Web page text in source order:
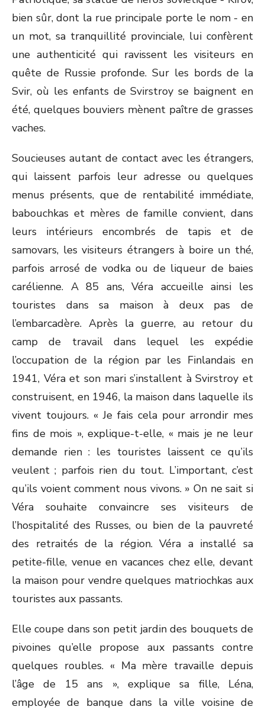
bien sûr, dont la rue principale porte le nom - en
un mot, sa tranquillité provinciale, lui confèrent
une authenticité qui ravissent les visiteurs en
quête de Russie profonde. Sur les bords de la
Svir, où les enfants de Svirstroy se baignent en
été, quelques bouviers mènent paître de grasses
vaches.
Soucieuses autant de contact avec les étrangers,
qui laissent parfois leur adresse ou quelques
menus présents, que de rentabilité immédiate,
babouchkas et mères de famille convient, dans
leurs intérieurs encombrés de tapis et de
samovars, les visiteurs étrangers à boire un thé,
parfois arrosé de vodka ou de liqueur de baies
carélienne. A 85 ans, Véra accueille ainsi les
touristes dans sa maison à deux pas de
l’embarcadère. Après la guerre, au retour du
camp de travail dans lequel les expédie
l’occupation de la région par les Finlandais en
1941, Véra et son mari s’installent à Svirstroy et
construisent, en 1946, la maison dans laquelle ils
vivent toujours. « Je fais cela pour arrondir mes
fins de mois », explique-t-elle, « mais je ne leur
demande rien : les touristes laissent ce qu’ils
veulent ; parfois rien du tout. L’important, c’est
qu’ils voient comment nous vivons. » On ne sait si
Véra souhaite convaincre ses visiteurs de
l’hospitalité des Russes, ou bien de la pauvreté
des retraités de la région. Véra a installé sa
petite-fille, venue en vacances chez elle, devant
la maison pour vendre quelques matriochkas aux
touristes aux passants.
Elle coupe dans son petit jardin des bouquets de
pivoines qu’elle propose aux passants contre
quelques roubles. « Ma mère travaille depuis
l’âge de 15 ans », explique sa fille, Léna,
employée de banque dans la ville voisine de